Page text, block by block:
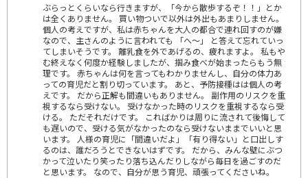
ぶらっとくらいなら行きますが、「今から散歩するぞ！！」とか
は全くありません。 買い物ついで以外は外出もあまりしません。
個人の考えですが、私は赤ちゃんを大人の都合で連れ回すのが嫌
なので、主さんのように言われても 「へ～」 と答えて忘れていっ
てしまいそうです。 離乳食を外であげるの、疲れますよ。 私もや
む終えなく何度か経験しましたが、掴み食べが始まったらもう無
理です。 赤ちゃんは何を言ってもわかりませんし、自分の体力あ
っての育児だと割り切っています。 あと、予防接種はは個人の考
えです。 だから正解も間違いもありません。 副作用のリスクを重
視するなら受けない。 受けなかった時のリスクを重視するなら受
ける。 ただそれだけです。 こればかりは周りに流されて後悔して
も遅いので、受ける気がなかったのなら受けないままでいいと思
います。 人様の育児に「間違いだよ」「有り得ない」と口出しす
るのは、誰だろうとできないはずです。 だから、みんな壁にぶつ
かって泣いたり笑ったり落ち込んだりしながら毎日を過ごすのだ
と思います。 なので、自分が思う育児、頑張ってくださいね。